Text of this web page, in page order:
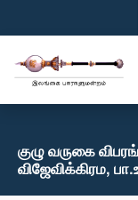
குழு வருகை
விஜேவிக்கிரம,